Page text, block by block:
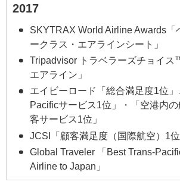
2017
SKYTRAX World Airline Awards「
ークラス・エアラインシート」
Tripadvisor トラベラーズチョイス
エアライン」
エイビーロード「総合満足度1位
Pacificサービス1位」・「空港内
客サービス1位」
JCSI「顧客満足度（国際航空）1位
Global Traveler 「Best Trans-
Airline to Japan」